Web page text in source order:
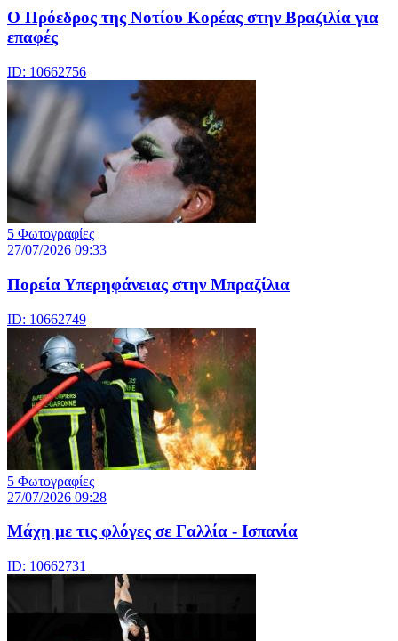
Ο Πρόεδρος της Νοτίου Κορέας στην Βραζιλία για
επαφές
ID: 10662756
5 Φωτογραφίες
27/07/2026 09:33
Πορεία Υπερηφάνειας στην Μπραζίλια
ID: 10662749
5 Φωτογραφίες
27/07/2026 09:28
Μάχη με τις φλόγες σε Γαλλία - Ισπανία
ID: 10662731